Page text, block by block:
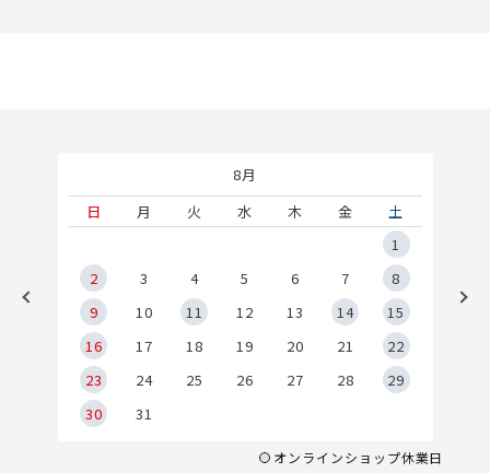
8月
日
月 火 水 木 金
土
1
2
3 4 5 6 7
8
9
10 11 12 13 14
15
16
17 18 19 20 21
22
23
24 25 26 27 28
29
30
31
オンラインショップ休業日